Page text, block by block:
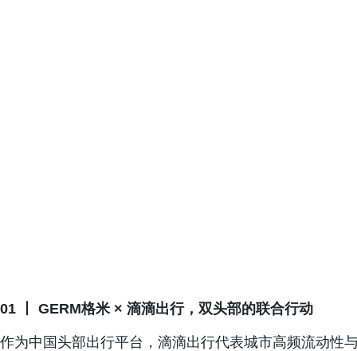
01 丨 GERM格米 × 滴滴出行， 双头部的联合行动
作为中国头部出行平台，滴滴出行代表城市高频流动性